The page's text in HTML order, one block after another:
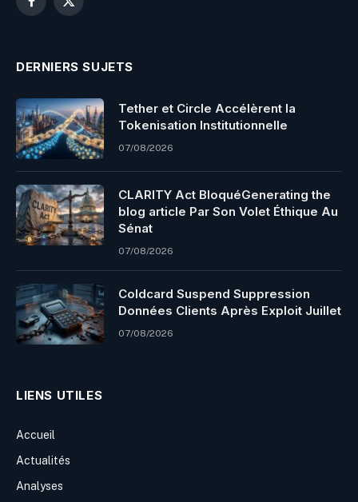
Facebook
X
DERNIERS SUJETS
Tether et Circle Accélèrent la
Tokenisation Institutionnelle
07/08/2026
CLARITY Act BloquéGenerating the
blog article Par Son Volet Éthique Au
Sénat
07/08/2026
Coldcard Suspend Suppression
Données Clients Après Exploit Juillet
07/08/2026
LIENS UTILES
Accueil
Actualités
Analyses